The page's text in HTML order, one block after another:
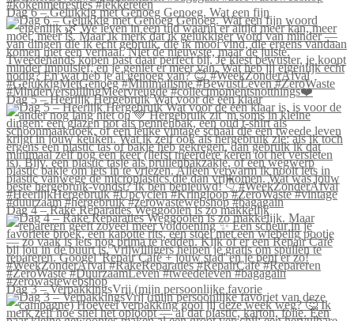
Dag 6 – Gelukkig met Genoeg Genoeg. Wat een fijn
Dag 5 – Heerlijk Hergebruik Wat voor de één klaar
Dag 4 – Rake Reparaties Weggooien is zo makkelijk
Dag 3 – VerpakkingsVrij (mijn persoonlijke favorie